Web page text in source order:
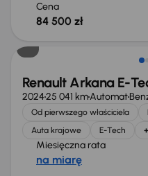
Cena
84 500 zł
Taniej o 2 000 zł
Renault Arkana E-
202425 041 kmAutomat
Od pierwszego właściciela
Auta krajowe
E-Tech
Miesięczna rata
na miarę